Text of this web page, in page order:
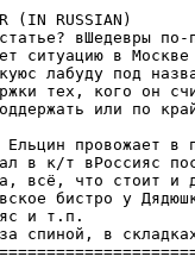
(IN RUSSIAN)
вШедевры по-
ситуацию в
лабуду под
тех, кого он
или по
провожает в
в к/т вРоссияс
всё, что стоит и
бистро у
и т.п.
спиной, в